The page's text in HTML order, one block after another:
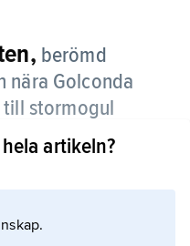
berömd
nära Golconda
stormogul
artikeln?